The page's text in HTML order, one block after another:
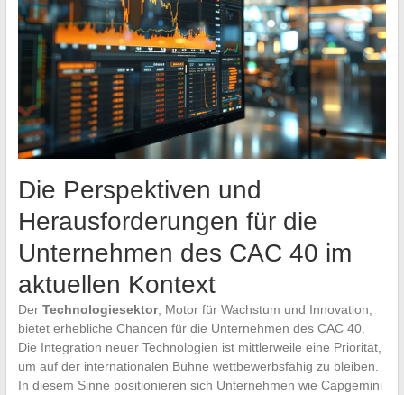
Die Perspektiven und
Herausforderungen für die
Unternehmen des CAC 40 im
aktuellen Kontext
Der Technologiesektor, Motor für Wachstum und Innovation,
bietet erhebliche Chancen für die Unternehmen des CAC 40.
Die Integration neuer Technologien ist mittlerweile eine Priorität,
um auf der internationalen Bühne wettbewerbsfähig zu bleiben.
In diesem Sinne positionieren sich Unternehmen wie Capgemini